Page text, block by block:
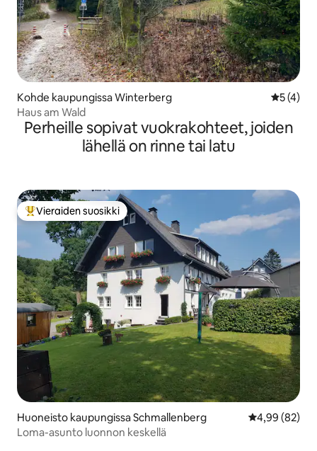
Kohde kaupungissa Winterberg
5 (4)
Haus am Wald
Perheille sopivat vuokrakohteet, joiden
lähellä on rinne tai latu
Vieraiden suosikkien parhaimmistoa
Vieraiden suosikki
Huoneisto kaupungissa Schmallenberg
4,99 (82)
Loma-asunto luonnon keskellä